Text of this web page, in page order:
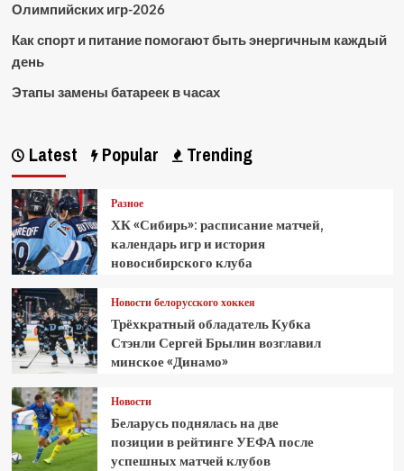
Олимпийских игр-2026
Как спорт и питание помогают быть энергичным каждый
день
Этапы замены батареек в часах
Latest Popular Trending
Разное
ХК «Сибирь»: расписание матчей,
календарь игр и история
новосибирского клуба
Новости белорусского хоккея
Трёхкратный обладатель Кубка
Стэнли Сергей Брылин возглавил
минское «Динамо»
Новости
Беларусь поднялась на две
позиции в рейтинге УЕФА после
успешных матчей клубов